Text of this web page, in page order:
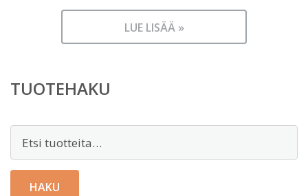
LUE LISÄÄ »
TUOTEHAKU
HAKU